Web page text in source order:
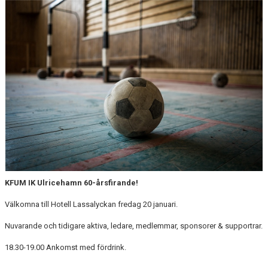
VÅRA LAG
BLI MEDLEM
STÖDMEDLEMMAR
MATCHER
STYRELSEN
SPONSORER
DOKUMENT
KFUM IK Ulricehamn 60-årsfirande!
Välkomna till Hotell Lassalyckan fredag 20 januari.
Nuvarande och tidigare aktiva, ledare, medlemmar, sponsorer & supportrar.
18.30-19.00 Ankomst med fördrink.